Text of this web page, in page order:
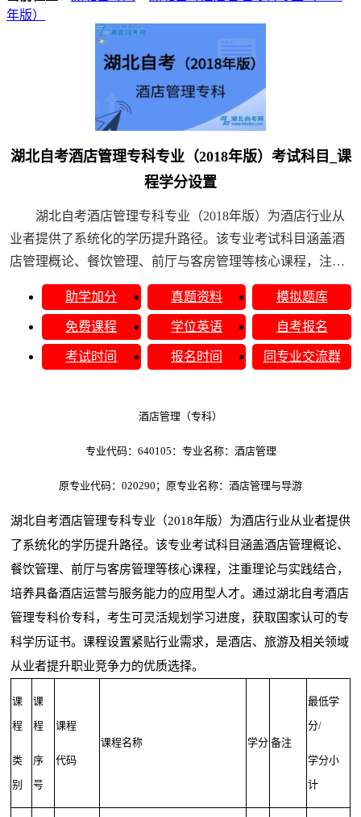
年版）
湖北自考酒店管理专科专业（2018年版）考试科目_课
程学分设置
​湖北自考酒店管理专科专业（2018年版）为酒店行业从
业者提供了系统化的学历提升路径。该专业考试科目涵盖酒
店管理概论、餐饮管理、前厅与客房管理等核心课程，注重
理论与实践结合，培养具备酒店运营与服务能力......
助学加分
真题资料 模拟题库
免费课程 学位英语 自考报名
考试时间 报名时间 同专业交流群
酒店管理（专科）
专业代码：640105：专业名称：酒店管理
原专业代码：020290；原专业名称：酒店管理与导游
湖北自考酒店管理专科专业（2018年版）为酒店行业从业者提供
了系统化的学历提升路径。该专业考试科目涵盖酒店管理概论、
餐饮管理、前厅与客房管理等核心课程，注重理论与实践结合，
培养具备酒店运营与服务能力的应用型人才。通过湖北自考酒店
管理专科价专科，考生可灵活规划学习进度，获取国家认可的专
科学历证书。课程设置紧贴行业需求，是酒店、旅游及相关领域
从业者提升职业竞争力的优质选择。
课
程
类
别
课
程
序
号
课程
代码
课程名称 学分 备注
最低学
分/
学分小
计